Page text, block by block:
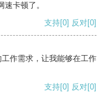
卡顿了。
支持[0] 反对[0]
作需求，让我能够在工作
支持[0] 反对[0]